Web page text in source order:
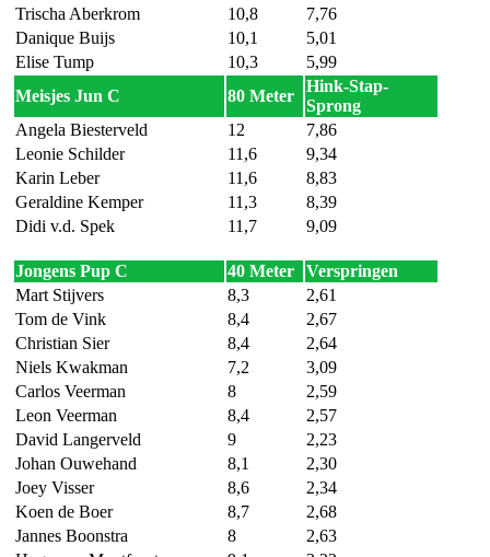
Trischa Aberkrom
10,8
7,76
Danique Buijs
10,1
5,01
Elise Tump
10,3
5,99
Meisjes Jun C
80 Meter
Hink-Stap-
Sprong
Angela Biesterveld
12
7,86
Leonie Schilder
11,6
9,34
Karin Leber
11,6
8,83
Geraldine Kemper
11,3
8,39
Didi v.d. Spek
11,7 9,09
Jongens Pup C 40 Meter
Verspringen
Mart Stijvers
8,3
2,61
Tom de Vink
8,4
2,67
Christian Sier
8,4
2,64
Niels Kwakman
7,2
3,09
Carlos Veerman
8
2,59
Leon Veerman
8,4
2,57
David Langerveld
9
2,23
Johan Ouwehand
8,1
2,30
Joey Visser
8,6
2,34
Koen de Boer
8,7
2,68
Jannes Boonstra
8
2,63